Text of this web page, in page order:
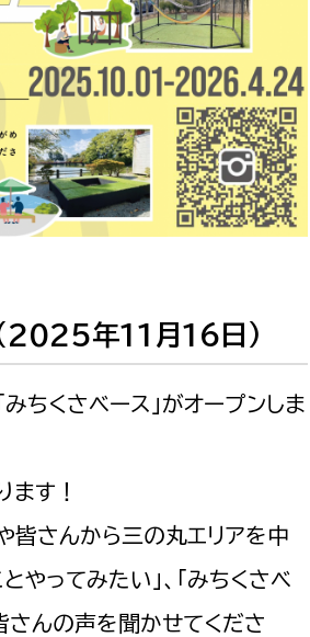
2025年11月16日）
ちくさベース」がオープンしま
ます！
皆さんから三の丸エリアを中
ってみたい」、「みちくさベ
さんの声を聞かせてくださ